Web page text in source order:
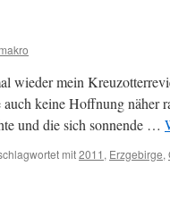
wieder mein
keine Hoffnung näher
und die sich sonnende …
mit2011 , Erzgebirge,